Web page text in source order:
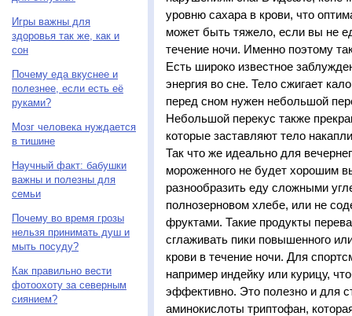
Игры важны для
здоровья так же, как и
сон
Почему еда вкуснее и
полезнее, если есть её
руками?
Мозг человека нуждается
в тишине
Научный факт: бабушки
важны и полезны для
семьи
Почему во время грозы
нельзя принимать душ и
мыть посуду?
Как правильно вести
фотоохоту за северным
сиянием?
уровню сахара в крови, что
может быть тяжело, если вы не
течение ночи. Именно поэтому
Есть широко известное
энергия во сне. Тело сжигает
перед сном нужен небольшой
Небольшой перекус также
которые заставляют тело
Так что же идеально для
мороженного не будет хорошим
разнообразить еду сложными
полнозерновом хлебе, или не
фруктами. Такие продукты
сглаживать пики повышенного
крови в течение ночи. Для
например индейку или курицу,
эффективно. Это полезно и для
аминокислоты триптофан,